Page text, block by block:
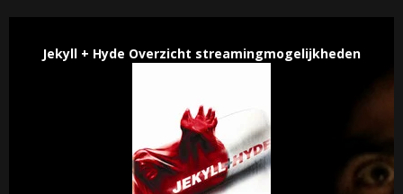
Jekyll + Hyde Overzicht streamingmogelijkheden